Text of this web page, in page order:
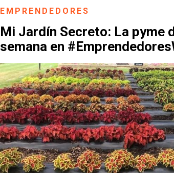
EMPRENDEDORES
Mi Jardín Secreto: La pyme
semana en